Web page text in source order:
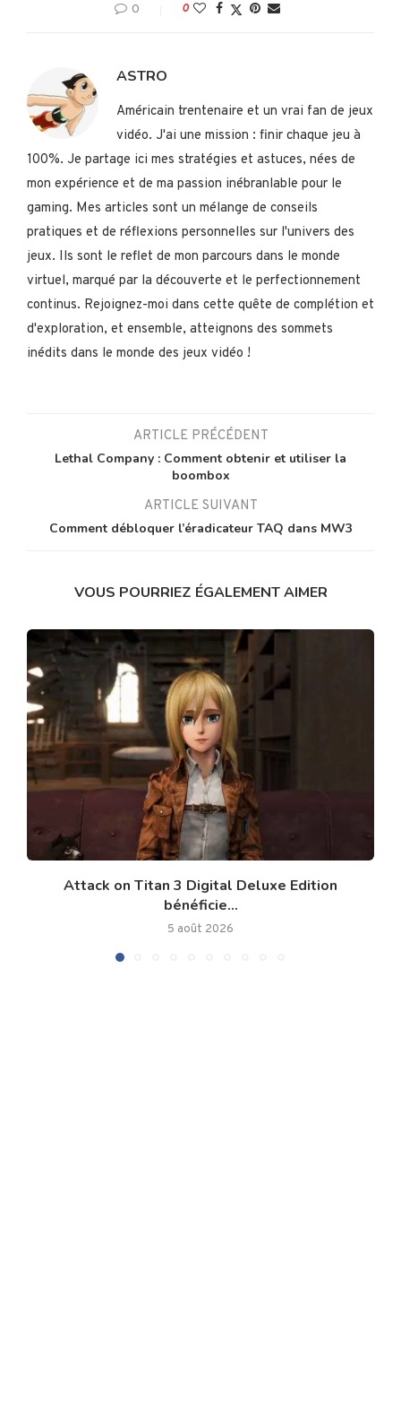
0 0
ASTRO
Américain trentenaire et un vrai fan de jeux
vidéo. J'ai une mission : finir chaque jeu à
100%. Je partage ici mes stratégies et astuces, nées de
mon expérience et de ma passion inébranlable pour le
gaming. Mes articles sont un mélange de conseils
pratiques et de réflexions personnelles sur l'univers des
jeux. Ils sont le reflet de mon parcours dans le monde
virtuel, marqué par la découverte et le perfectionnement
continus. Rejoignez-moi dans cette quête de complétion et
d'exploration, et ensemble, atteignons des sommets
inédits dans le monde des jeux vidéo !
ARTICLE PRÉCÉDENT
Lethal Company : Comment obtenir et utiliser la
boombox
ARTICLE SUIVANT
Comment débloquer l’éradicateur TAQ dans MW3
VOUS POURRIEZ ÉGALEMENT AIMER
Attack on Titan 3 Digital Deluxe Edition
bénéficie...
5 août 2026